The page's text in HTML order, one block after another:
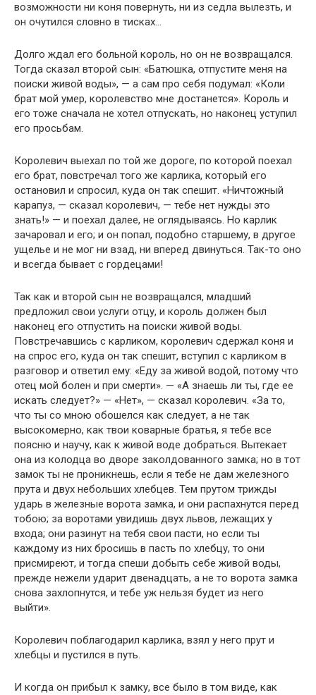
возможности ни коня повернуть, ни из седла вылезть, и
он очутился словно в тисках…
Долго ждал его больной король, но он не возвращался.
Тогда сказал второй сын: «Батюшка, отпустите меня на
поиски живой воды», — а сам про себя подумал: «Коли
брат мой умер, королевство мне достанется». Король и
его тоже сначала не хотел отпускать, но наконец уступил
его просьбам.
Королевич выехал по той же дороге, по которой поехал
его брат, повстречал того же карлика, который его
остановил и спросил, куда он так спешит. «Ничтожный
карапуз, — сказал королевич, — тебе нет нужды это
знать!» — и поехал далее, не оглядываясь. Но карлик
зачаровал и его; и он попал, подобно старшему, в другое
ущелье и не мог ни взад, ни вперед двинуться. Так-то оно
и всегда бывает с гордецами!
Так как и второй сын не возвращался, младший
предложил свои услуги отцу, и король должен был
наконец его отпустить на поиски живой воды.
Повстречавшись с карликом, королевич сдержал коня и
на спрос его, куда он так спешит, вступил с карликом в
разговор и ответил ему: «Еду за живой водой, потому что
отец мой болен и при смерти». — «А знаешь ли ты, где ее
искать следует?» — «Нет», — сказал королевич. «За то,
что ты со мною обошелся как следует, а не так
высокомерно, как твои коварные братья, я тебе все
поясню и научу, как к живой воде добраться. Вытекает
она из колодца во дворе заколдованного замка; но в тот
замок ты не проникнешь, если я тебе не дам железного
прута и двух небольших хлебцев. Тем прутом трижды
ударь в железные ворота замка, и они распахнутся перед
тобою; за воротами увидишь двух львов, лежащих у
входа; они разинут на тебя свои пасти, но если ты
каждому из них бросишь в пасть по хлебцу, то они
присмиреют, и тогда спеши добыть себе живой воды,
прежде нежели ударит двенадцать, а не то ворота замка
снова захлопнутся, и тебе уж нельзя будет из него
выйти».
Королевич поблагодарил карлика, взял у него прут и
хлебцы и пустился в путь.
И когда он прибыл к замку, все было в том виде, как